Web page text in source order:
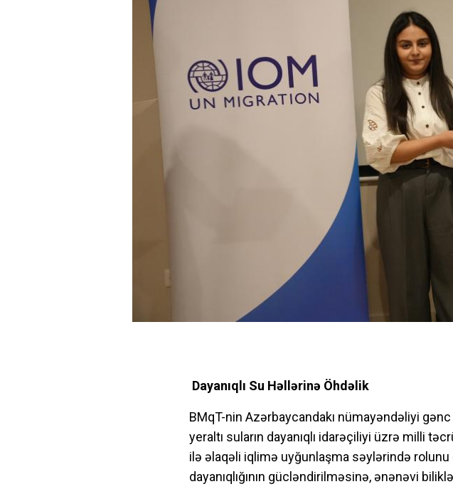
Dayanıqlı Su Həllərinə Öhdəlik
BMqT-nin Azərbaycandakı nümayəndəliyi
yeraltı suların dayanıqlı idarəçiliyi üzrə milli
ilə əlaqəli iqlimə uyğunlaşma səylərində
dayanıqlığının gücləndirilməsinə, ənənəvi